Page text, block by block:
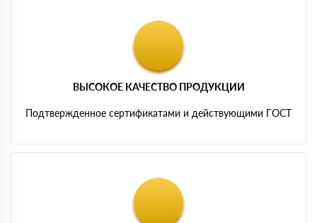
ВЫСОКОЕ КАЧЕСТВО ПРОДУКЦИИ
Подтвержденное сертификатами и действующими ГОСТ